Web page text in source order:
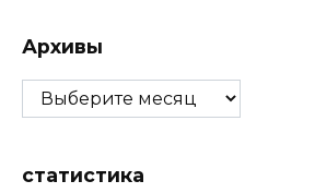
Архивы
Архивы
статистика